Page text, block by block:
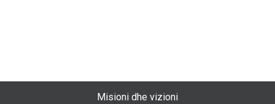
Misioni dhe vizioni